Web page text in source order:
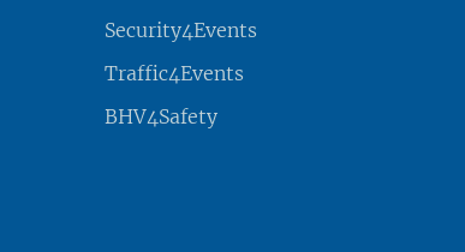
Security4Events
Traffic4Events
BHV4Safety